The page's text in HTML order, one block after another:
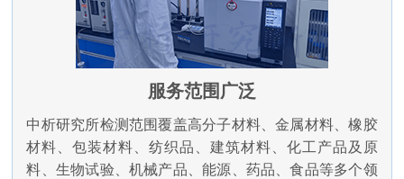
服务范围广泛
中析研究所检测范围覆盖高分子材料、金属材料、橡胶
材料、包装材料、纺织品、建筑材料、化工产品及原
料、生物试验、机械产品、能源、药品、食品等多个领